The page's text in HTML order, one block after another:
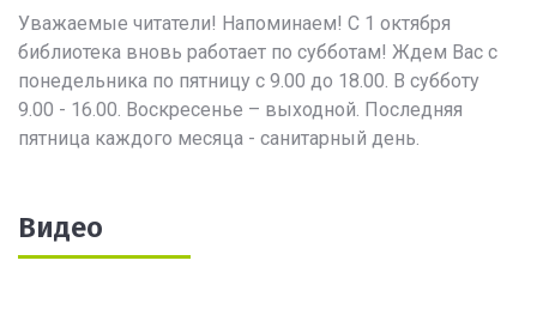
Уважаемые читатели! Напоминаем! С 1 октября
библиотека вновь работает по субботам! Ждем Вас с
понедельника по пятницу с 9.00 до 18.00. В субботу
9.00 - 16.00. Воскресенье – выходной. Последняя
пятница каждого месяца - санитарный день.
Видео